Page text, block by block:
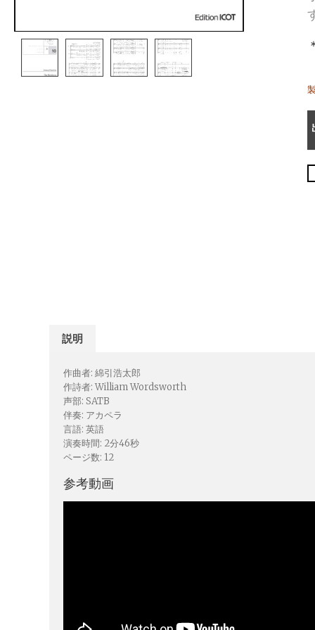
説明
作曲者: 綿引浩太郎
作詩者: William Wordsworth
声部: SATB
伴奏: アカペラ
言語: 英語
演奏時間: 2分46秒
ページ数: 12
参考動画